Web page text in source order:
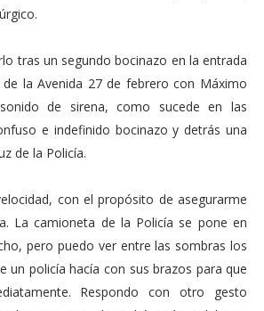
tras un segundo bocinazo en la entrada
la Avenida 27 de febrero con Máximo
de sirena, como sucede en las
e indefinido bocinazo y detrás una
de la Policía.
con el propósito de asegurarme
La camioneta de la Policía se pone en
pero puedo ver entre las sombras los
un policía hacía con sus brazos para que
Respondo con otro gesto